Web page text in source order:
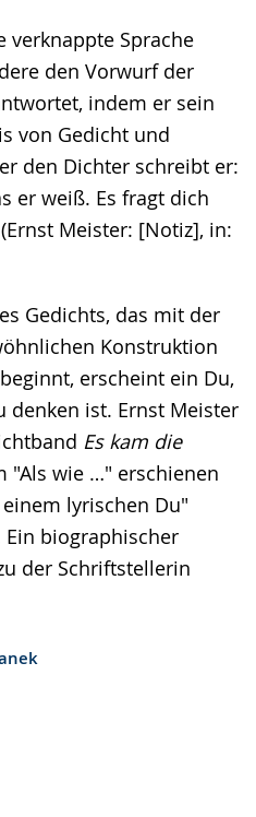
verknappte Sprache
den Vorwurf der
indem er sein
von Gedicht und
den Dichter schreibt er:
er weiß. Es fragt dich
Meister: [Notiz], in:
Gedichts, das mit der
Konstruktion
erscheint ein Du,
denken ist. Ernst Meister
Es kam die
"Als wie …" erschienen
lyrischen Du"
Ein biographischer
der Schriftstellerin